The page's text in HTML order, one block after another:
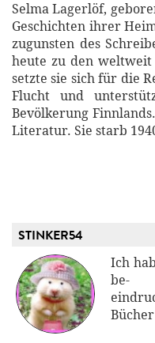
Selma Lagerlöf,
Geschichten ihrer
zugunsten des
heute zu den weltweit
setzte sie sich für die
Flucht und
Bevölkerung
Literatur. Sie starb
STINKER54
Ich
be-